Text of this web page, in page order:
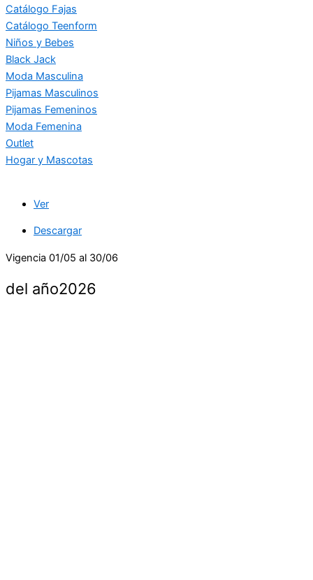
Catálogo Fajas
Catálogo Teenform
Niños y Bebes
Black Jack
Moda Masculina
Pijamas Masculinos
Pijamas Femeninos
Moda Femenina
Outlet
Hogar y Mascotas
Ver
Descargar
Vigencia 01/05 al 30/06
del año2026